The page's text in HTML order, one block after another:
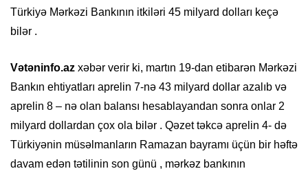
Türkiyə Mərkəzi Bankının itkiləri 45 milyard dolları keçə
bilər .
Vətəninfo.az xəbər verir ki, martın 19-dan etibarən Mərkəzi
Bankın ehtiyatları aprelin 7-nə 43 milyard dollar azalıb və
aprelin 8 – nə olan balansı hesablayandan sonra onlar 2
milyard dollardan çox ola bilər . Qəzet təkcə aprelin 4- də
Türkiyənin müsəlmanların Ramazan bayramı üçün bir həftə
davam edən tətilinin son günü , mərkəz bankının